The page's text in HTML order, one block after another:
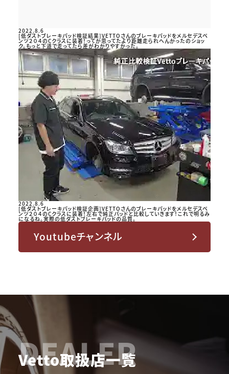
2022.8.6
[低ダストブレーキパッド検証結果]VETTOさんのブレーキパッドをメルセデスベ
ンツ２０４のCクラスに装着！ってか思ってたより距離走られへんかったのショッ
ク。もっと下道で走ってたら差がわかりやすかった。
2022.8.6
[低ダストブレーキパッド検証企画]VETTOさんのブレーキパッドをメルセデスベ
ンツ２０４のCクラスに装着！左右で純正パッドと比較していきます！これで明るみ
になるね。実際の低ダストブレーキパッドの品質。
Youtubeチャンネル
DEALER
Vetto取扱店一覧